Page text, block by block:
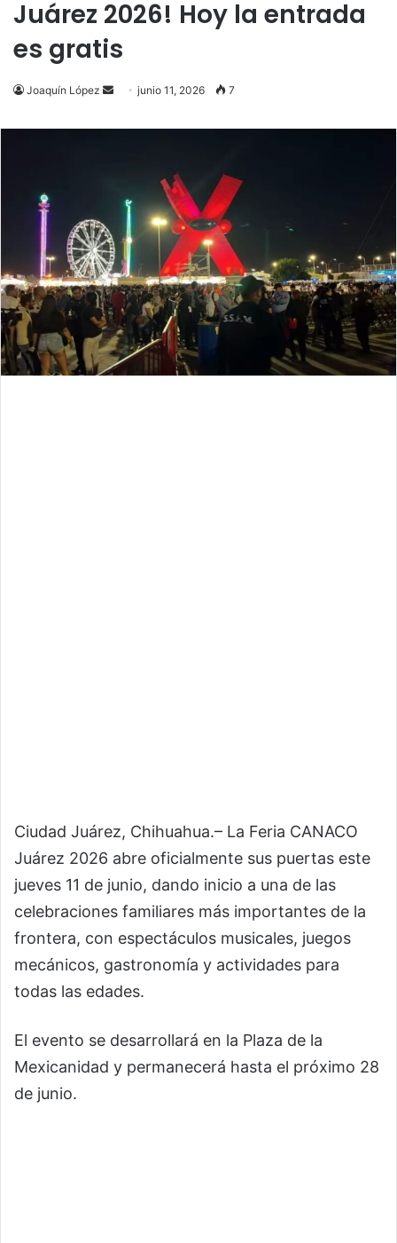
Juárez 2026! Hoy la entrada
es gratis
Joaquín López
Send
email
junio 11, 2026 7
Ciudad Juárez, Chihuahua.– La Feria CANACO
Juárez 2026 abre oficialmente sus puertas este
jueves 11 de junio, dando inicio a una de las
celebraciones familiares más importantes de la
frontera, con espectáculos musicales, juegos
mecánicos, gastronomía y actividades para
todas las edades.
El evento se desarrollará en la Plaza de la
Mexicanidad y permanecerá hasta el próximo 28
de junio.